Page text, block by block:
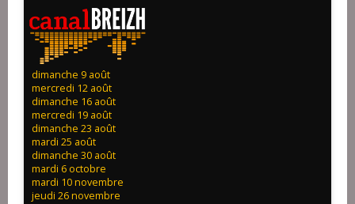
dimanche 9 août
mercredi 12 août
dimanche 16 août
mercredi 19 août
dimanche 23 août
mardi 25 août
dimanche 30 août
mardi 6 octobre
mardi 10 novembre
jeudi 26 novembre